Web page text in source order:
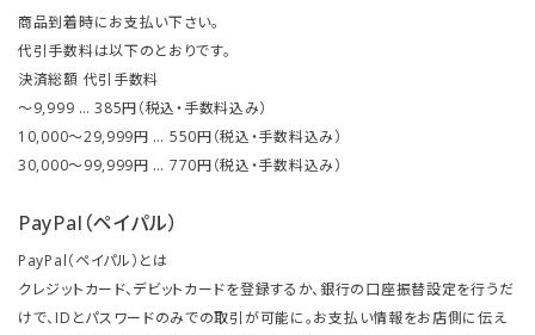
商品到着時にお支払い下さい。
代引手数料は以下のとおりです。
決済総額 代引手数料
～9,999 … 385円（税込・手数料込み）
10,000～29,999円 … 550円（税込・手数料込み）
30,000～99,999円 … 770円（税込・手数料込み）
PayPal（ペイパル）
PayPal（ペイパル）とは
クレジットカード、デビットカードを登録するか、銀行の口座振替設定を行うだ
けで、IDとパスワードのみでの取引が可能に。お支払い情報をお店側に伝え